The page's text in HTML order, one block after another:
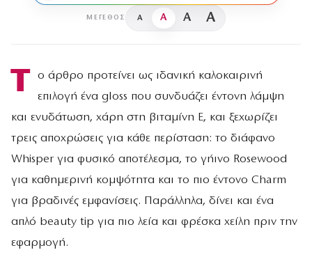
ΜΈΓΕΘΟΣ A A A A
Τ
ο άρθρο προτείνει ως ιδανική καλοκαιρινή
επιλογή ένα gloss που συνδυάζει έντονη λάμψη
και ενυδάτωση, χάρη στη βιταμίνη Ε, και ξεχωρίζει
τρεις αποχρώσεις για κάθε περίσταση: το διάφανο
Whisper για φυσικό αποτέλεσμα, το γήινο Rosewood
για καθημερινή κομψότητα και το πιο έντονο Charm
για βραδινές εμφανίσεις. Παράλληλα, δίνει και ένα
απλό beauty tip για πιο λεία και φρέσκα χείλη πριν την
εφαρμογή.